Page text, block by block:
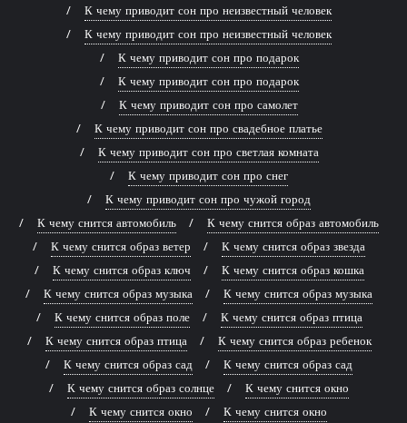
К чему приводит сон про неизвестный человек
К чему приводит сон про неизвестный человек
К чему приводит сон про подарок
К чему приводит сон про подарок
К чему приводит сон про самолет
К чему приводит сон про свадебное платье
К чему приводит сон про светлая комната
К чему приводит сон про снег
К чему приводит сон про чужой город
К чему снится автомобиль
К чему снится образ автомобиль
К чему снится образ ветер
К чему снится образ звезда
К чему снится образ ключ
К чему снится образ кошка
К чему снится образ музыка
К чему снится образ музыка
К чему снится образ поле
К чему снится образ птица
К чему снится образ птица
К чему снится образ ребенок
К чему снится образ сад
К чему снится образ сад
К чему снится образ солнце
К чему снится окно
К чему снится окно
К чему снится окно